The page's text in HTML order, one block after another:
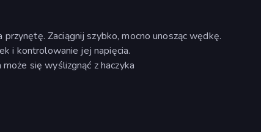
Zaciągnij szybko, mocno unosząc wędkę.
i kontrolowanie jej napięcia.
się wyślizgnąć z haczyka